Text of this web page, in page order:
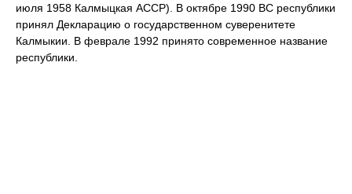
июля 1958 Калмыцкая АССР). В октябре 1990 ВС республики
принял Декларацию о государственном суверенитете
Калмыкии. В феврале 1992 принято современное название
республики.